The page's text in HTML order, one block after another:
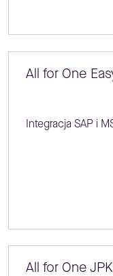
All for One
Integracja SAP i
All for One JPK